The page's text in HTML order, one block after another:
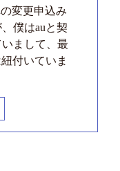
変更申込み
僕はauと契
まして、最
付いていま